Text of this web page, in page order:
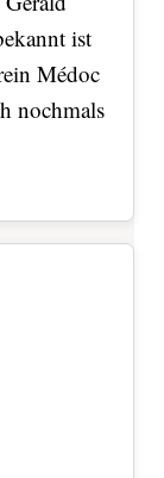
ist
Médoc
nochmals